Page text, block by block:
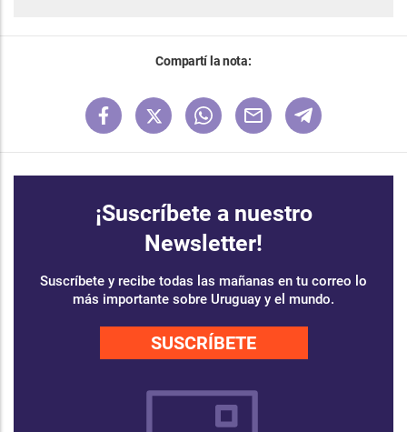
Compartí la nota:
¡Suscríbete a nuestro
Newsletter!
Suscríbete y recibe todas las mañanas en tu correo lo
más importante sobre Uruguay y el mundo.
SUSCRÍBETE